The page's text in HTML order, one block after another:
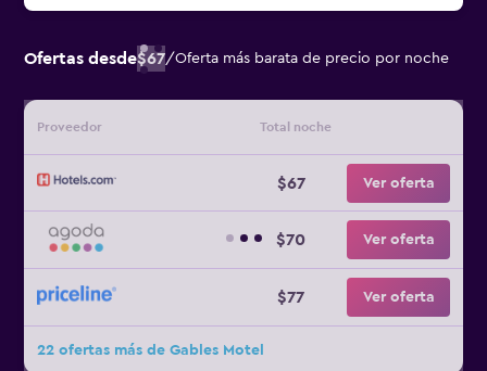
Ofertas desde$67/Oferta más barata de precio por noche
Proveedor Total noche
$67 Ver oferta
$70 Ver oferta
$77 Ver oferta
22 ofertas más de Gables Motel